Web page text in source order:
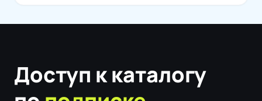
Доступ к каталогу